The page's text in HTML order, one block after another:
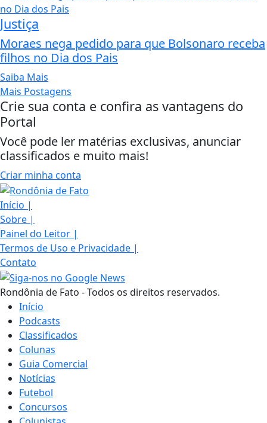
Justiça
Moraes nega pedido para que Bolsonaro receba
filhos no Dia dos Pais
Saiba Mais
Mais Postagens
Crie sua conta e confira as vantagens do
Portal
Você pode ler matérias exclusivas, anunciar
classificados e muito mais!
Criar minha conta
Início |
Sobre |
Painel do Leitor |
Termos de Uso e Privacidade |
Contato
Rondônia de Fato - Todos os direitos reservados.
Início
Podcasts
Classificados
Colunas
Guia Comercial
Notícias
Futebol
Concursos